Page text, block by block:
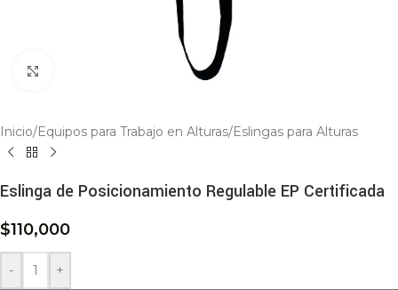
Inicio/Equipos para Trabajo en Alturas/Eslingas para Alturas
Eslinga de Posicionamiento Regulable EP Certificada
$110,000
- +